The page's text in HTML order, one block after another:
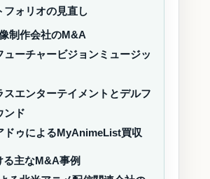
フォリオの見直し
制作会社のM&A
ューチャービジョンミュージッ
スエンターテイメントとデルフ
ンド
ドゥによるMyAnimeList買収
る主なM&A事例